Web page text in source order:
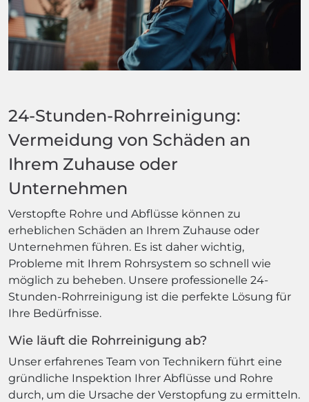
24-Stunden-Rohrreinigung:
Vermeidung von Schäden an
Ihrem Zuhause oder
Unternehmen
Verstopfte Rohre und Abflüsse können zu
erheblichen Schäden an Ihrem Zuhause oder
Unternehmen führen. Es ist daher wichtig,
Probleme mit Ihrem Rohrsystem so schnell wie
möglich zu beheben. Unsere professionelle 24-
Stunden-Rohrreinigung ist die perfekte Lösung für
Ihre Bedürfnisse.
Wie läuft die Rohrreinigung ab?
Unser erfahrenes Team von Technikern führt eine
gründliche Inspektion Ihrer Abflüsse und Rohre
durch, um die Ursache der Verstopfung zu ermitteln.